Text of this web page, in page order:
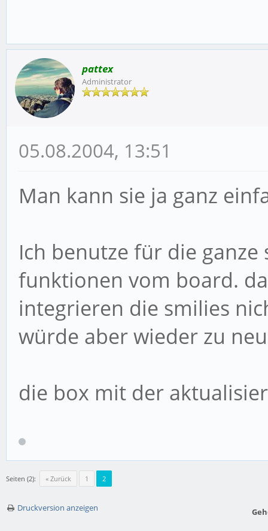
pattex
Administrator
05.08.2004, 13:51
Man kann sie ja ganz
Ich benutze für die
funktionen vom board.
integrieren die smilies
würde aber wieder zu
die box mit der
Seiten (2): « Zurück 1 2
Druckversion anzeigen